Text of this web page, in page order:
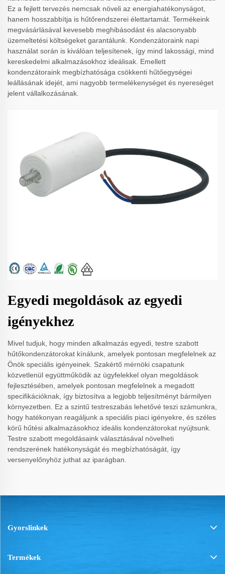
Ez a fejlett tervezés nemcsak növeli az energiahatékonyságot,
hanem hosszabbítja is hűtőrendszerei élettartamát. Termékeink
megvásárlásával kevesebb meghibásodást és alacsonyabb
üzemeltetési költségeket garantálunk. Kondenzátoraink napi
használat során is kiválóan teljesítenek, így mind lakossági, mind
kereskedelmi alkalmazásokhoz ideálisak. Emellett
kondenzátoraink megbízhatósága csökkenti hűtőegységei
leállásának idejét, ami nagyobb termelékenységet és nyereséget
jelent vállalkozásának.
Egyedi megoldások az egyedi
igényekhez
Mivel tudjuk, hogy minden alkalmazás egyedi, testre szabott
hűtőkondenzátorokat kínálunk, amelyek pontosan megfelelnek az
Önök speciális igényeinek. Szakértő mérnöki csapatunk
közvetlenül együttműködik az ügyfelekkel olyan megoldások
fejlesztésében, amelyek pontosan megfelelnek a megadott
specifikációknak, így biztosítva a legjobb teljesítményt bármilyen
környezetben. Ez a szintű testreszabás lehetővé teszi számunkra,
hogy hatékonyan reagáljunk a speciális piaci igényekre, és széles
körű hűtési alkalmazásokhoz ideális kondenzátorokat nyújtsunk.
Testre szabott megoldásaink választásával növelheti
rendszerének hatékonyságát és megbízhatóságát, így
versenyelőnyhöz juthat az iparágban.
Gyorslinkek
Termékek